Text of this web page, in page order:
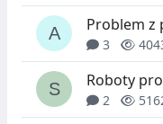
Problem z
3
Roboty
2